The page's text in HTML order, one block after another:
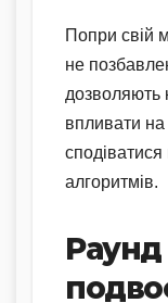
Попри свій
не
дозволяють
впливати на
алгоритмів.
Раунд